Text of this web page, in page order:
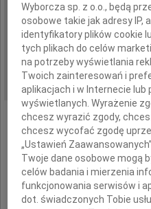
IMIĘ I NAZWISKO:
REGION: Płock
DATA EMISJI: 31.08.2018
że
Wyborcza sp. z o.o., będą
osobowe takie jak adresy IP,
identyfikatory plików cookie
tych plikach do celów
na potrzeby wyświetlania
Twoich zainteresowań i
aplikacjach i w Internecie
wyświetlanych. Wyrażenie
chcesz wyrazić zgody,
chcesz wycofać zgodę
„Ustawień Zaawansowanych”.
Twoje dane osobowe mogą
celów badania i mierzenia
funkcjonowania serwisów i
dot. świadczonych Tobie